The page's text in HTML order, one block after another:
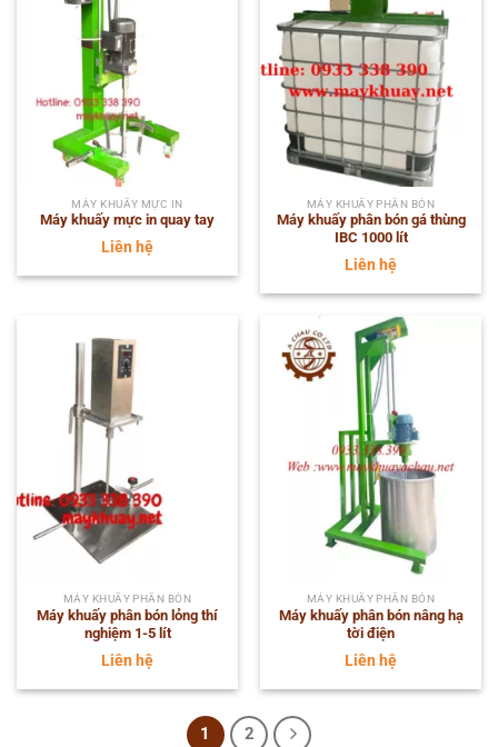
MÁY KHUẤY MỰC IN
Máy khuấy mực in quay tay
Liên hệ
MÁY KHUẤY PHÂN BÓN
Máy khuấy phân bón gá thùng
IBC 1000 lít
Liên hệ
MÁY KHUẤY PHÂN BÓN
Máy khuấy phân bón lỏng thí
nghiệm 1-5 lít
Liên hệ
MÁY KHUẤY PHÂN BÓN
Máy khuấy phân bón nâng hạ
tời điện
Liên hệ
1 2